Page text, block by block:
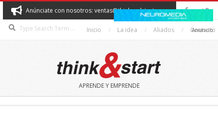
Skip
to
content
Anúnciate con nosotros: ventas@thinkandstart.com
Inicio La idea Aliados Contacto
THINK&START
APRENDE Y EMPRENDE
Anuncio